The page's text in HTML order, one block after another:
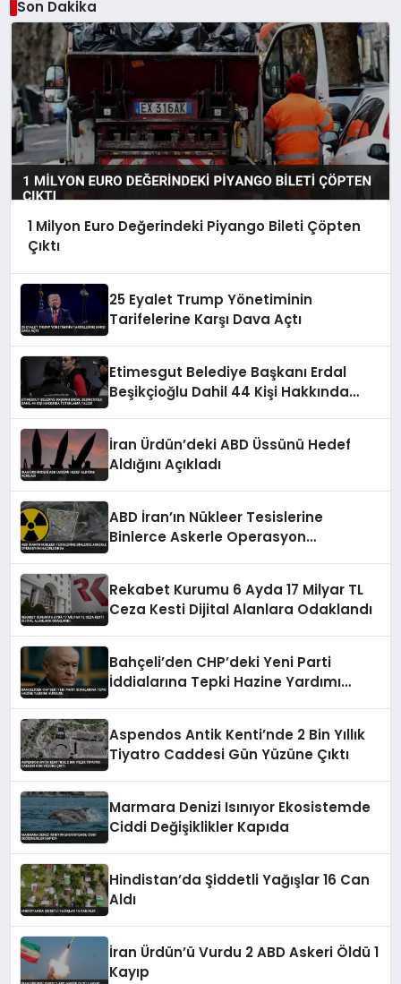
Son Dakika
1 Milyon Euro Değerindeki Piyango Bileti Çöpten
Çıktı
25 Eyalet Trump Yönetiminin
Tarifelerine Karşı Dava Açtı
Etimesgut Belediye Başkanı Erdal
Beşikçioğlu Dahil 44 Kişi Hakkında
İran Ürdün’deki ABD Üssünü Hedef
Aldığını Açıkladı
ABD İran’ın Nükleer Tesislerine
Binlerce Askerle Operasyon
Rekabet Kurumu 6 Ayda 17 Milyar TL
Ceza Kesti Dijital Alanlara Odaklandı
Bahçeli’den CHP’deki Yeni Parti
İddialarına Tepki Hazine Yardımı
Aspendos Antik Kenti’nde 2 Bin Yıllık
Tiyatro Caddesi Gün Yüzüne Çıktı
Marmara Denizi Isınıyor Ekosistemde
Ciddi Değişiklikler Kapıda
Hindistan’da Şiddetli Yağışlar 16 Can
Aldı
İran Ürdün’ü Vurdu 2 ABD Askeri Öldü 1
Kayıp